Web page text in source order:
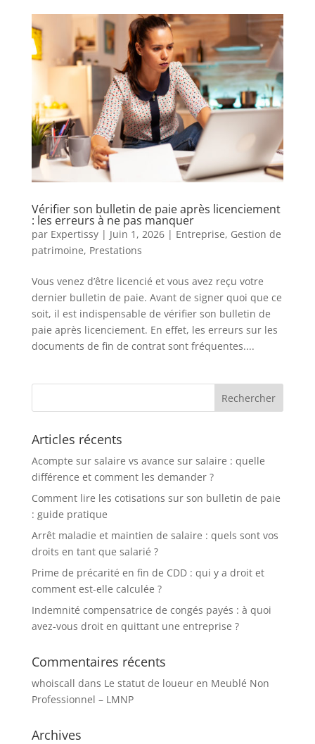
Vérifier son bulletin de paie après licenciement
: les erreurs à ne pas manquer
par Expertissy| Juin 1, 2026| Entreprise, Gestion de
patrimoine, Prestations
Vous venez d’être licencié et vous avez reçu votre
dernier bulletin de paie. Avant de signer quoi que ce
soit, il est indispensable de vérifier son bulletin de
paie après licenciement. En effet, les erreurs sur les
documents de fin de contrat sont fréquentes....
Articles récents
Acompte sur salaire vs avance sur salaire : quelle
différence et comment les demander ?
Comment lire les cotisations sur son bulletin de paie
: guide pratique
Arrêt maladie et maintien de salaire : quels sont vos
droits en tant que salarié ?
Prime de précarité en fin de CDD : qui y a droit et
comment est-elle calculée ?
Indemnité compensatrice de congés payés : à quoi
avez-vous droit en quittant une entreprise ?
Commentaires récents
whoiscall dans Le statut de loueur en Meublé Non
Professionnel – LMNP
Archives